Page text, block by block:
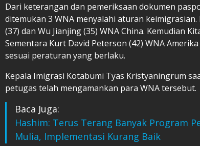
Dari keterangan dan pemeriksaan dokumen
ditemukan 3 WNA menyalahi aturan
(37) dan Wu Jianjing (35) WNA China. Kemudian
Sementara Kurt David Peterson (42) WNA
sesuai peraturan yang berlaku.
Kepala Imigrasi Kotabumi Tyas Kristyaningrum
petugas telah mengamankan para WNA tersebut.
Baca Juga:
Hashim: Terus Terang Banyak Program
Mulia, Implementasi Kurang Baik